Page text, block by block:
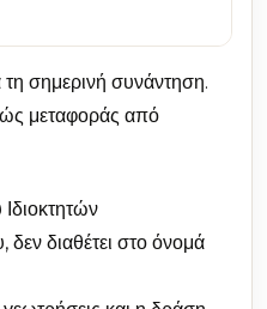
σημερινή συνάντηση.
μεταφοράς από
διαθέτει στο όνομά